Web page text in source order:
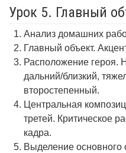
Урок 5. Главный
Анализ домашних
Главный объект.
Расположение героя.
дальний/близкий,
второстепенный.
Центральная
третей. Критическое
кадра.
Выделение основного